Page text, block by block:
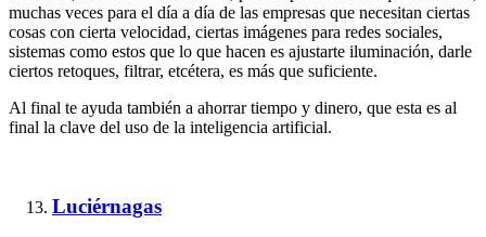
muchas veces para el día a día de las empresas que necesitan ciertas
cosas con cierta velocidad, ciertas imágenes para redes sociales,
sistemas como estos que lo que hacen es ajustarte iluminación, darle
ciertos retoques, filtrar, etcétera, es más que suficiente.
Al final te ayuda también a ahorrar tiempo y dinero, que esta es al
final la clave del uso de la inteligencia artificial.
Luciérnagas